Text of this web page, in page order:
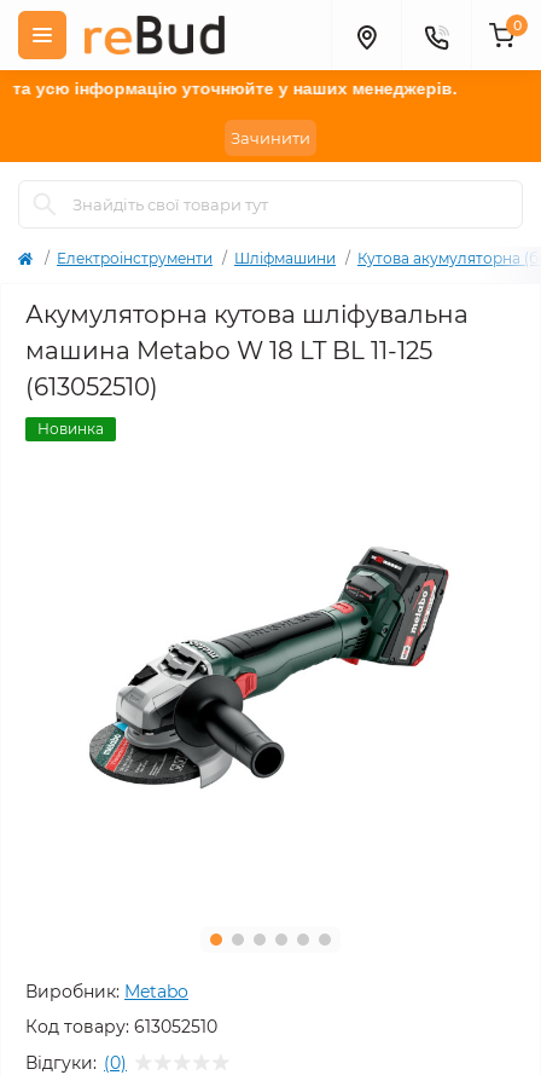
інформацію уточнюйтеу наших менеджерів.
Зачинити
0
Електроінструменти Шліфмашини Кутова акумуляторна
Акумуляторна кутова шліфувальна
машина Metabo W 18 LT BL 11-125
(613052510)
Новинка
Виробник: Metabo
Код товару: 613052510
Відгуки: (0)